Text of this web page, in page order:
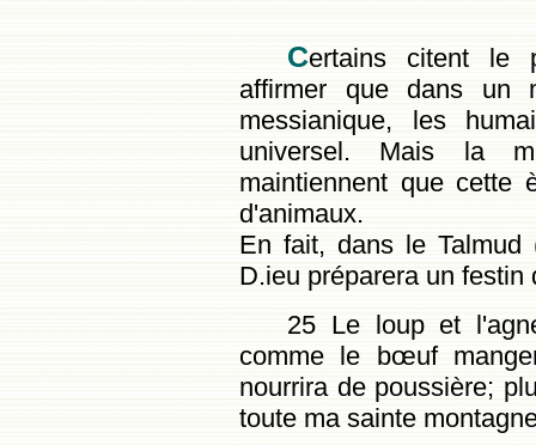
Certains citent le
affirmer que dans un
messianique, les
universel. Mais la
maintiennent que cette
d'animaux.
En fait, dans le
D.ieu préparera un
25 Le loup et
comme le bœuf
nourrira de poussière;
toute ma sainte